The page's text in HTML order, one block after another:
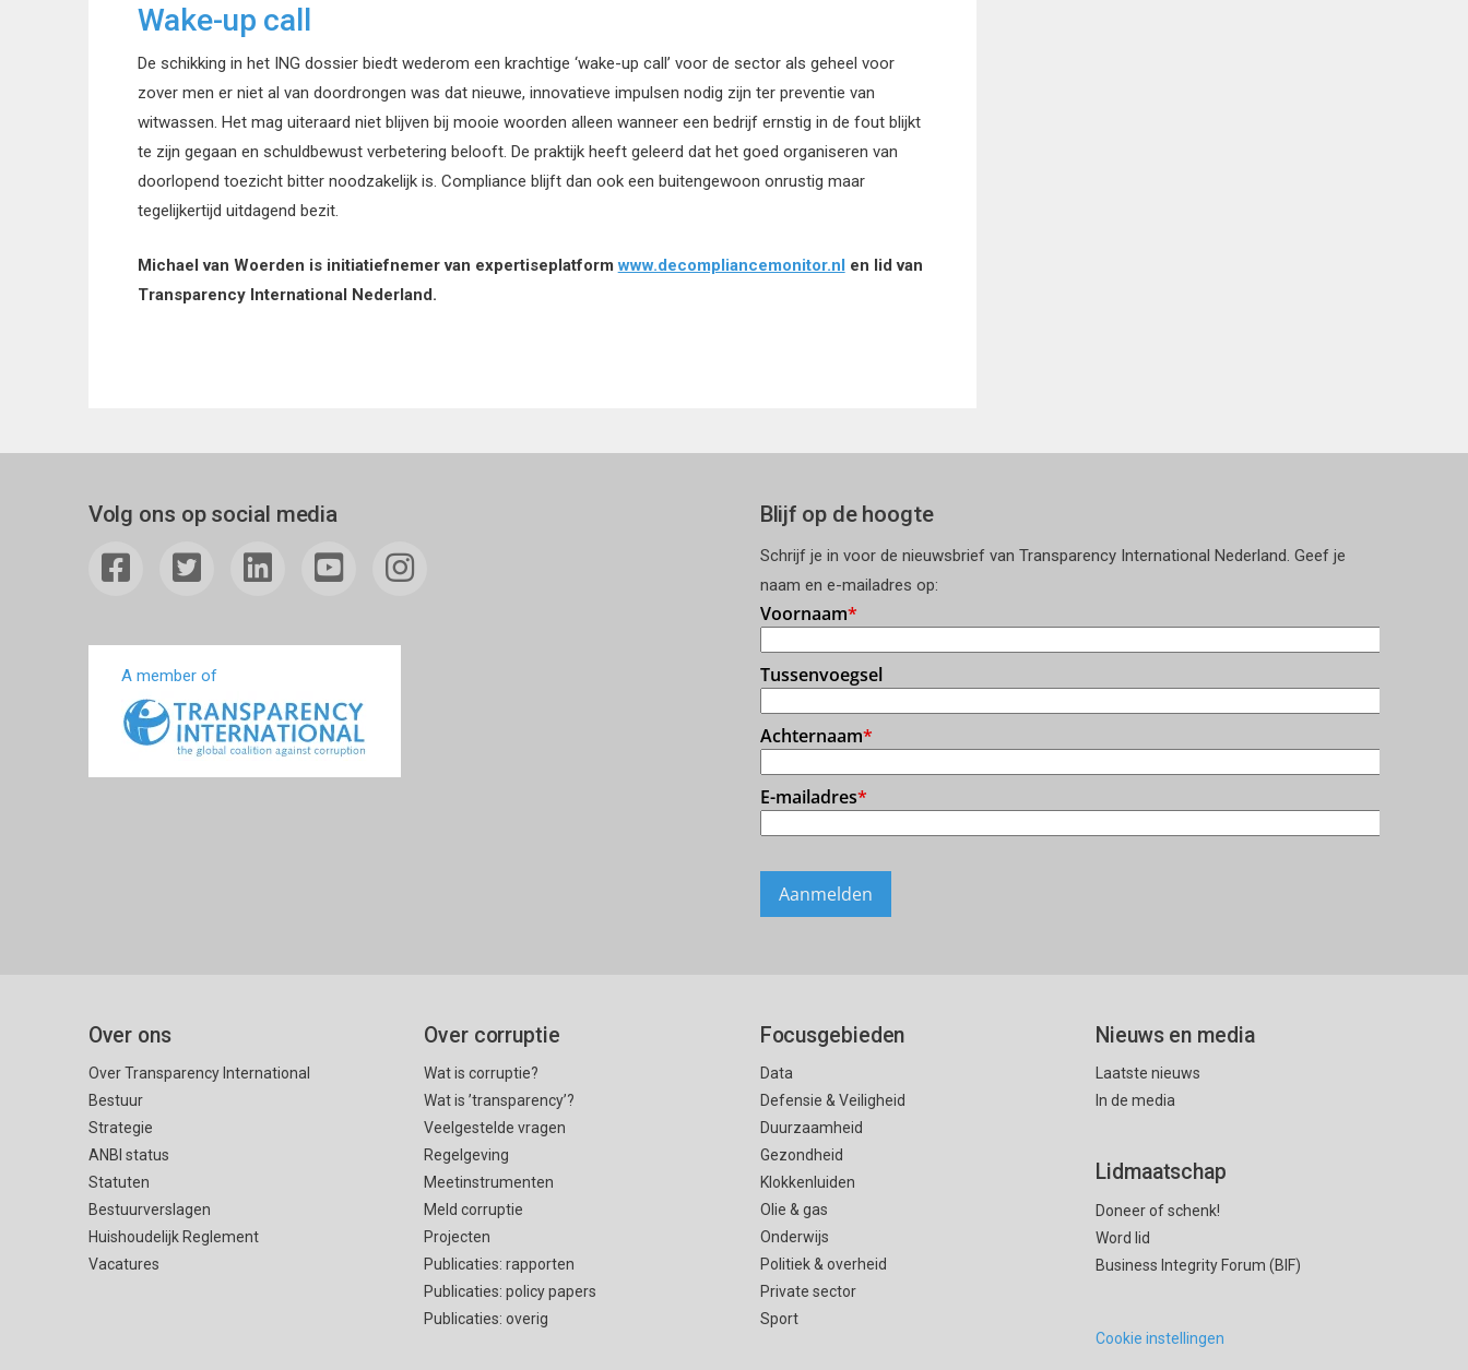
Wake-up call
De schikking in het ING dossier biedt wederom een krachtige ‘wake-up call’ voor de sector als geheel voor
zover men er niet al van doordrongen was dat nieuwe, innovatieve impulsen nodig zijn ter preventie van
witwassen. Het mag uiteraard niet blijven bij mooie woorden alleen wanneer een bedrijf ernstig in de fout blijkt
te zijn gegaan en schuldbewust verbetering belooft. De praktijk heeft geleerd dat het goed organiseren van
doorlopend toezicht bitter noodzakelijk is. Compliance blijft dan ook een buitengewoon onrustig maar
tegelijkertijd uitdagend bezit.
Michael van Woerden is initiatiefnemer van expertiseplatformwww.decompliancemonitor.nl en lid van
Transparency International Nederland.
Volg ons op social media
A member of
Blijf op de hoogte
Schrijf je in voor de nieuwsbrief van Transparency International Nederland. Geef je
naam en e-mailadres op:
Over ons
Over Transparency International
Bestuur
Strategie
ANBI status
Statuten
Bestuurverslagen
Huishoudelijk Reglement
Vacatures
Over corruptie
Wat is corruptie?
Wat is ’transparency’?
Veelgestelde vragen
Regelgeving
Meetinstrumenten
Meld corruptie
Projecten
Publicaties: rapporten
Publicaties: policy papers
Publicaties: overig
Focusgebieden
Data
Defensie & Veiligheid
Duurzaamheid
Gezondheid
Klokkenluiden
Olie & gas
Onderwijs
Politiek & overheid
Private sector
Sport
Nieuws en media
Laatste nieuws
In de media
Lidmaatschap
Doneer of schenk!
Word lid
Business Integrity Forum (BIF)
Cookie instellingen